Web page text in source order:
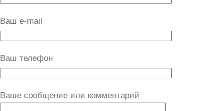
Ваш e-mail
Ваш телефон
Ваше сообщение или комментарий